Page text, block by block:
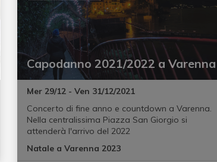
Capodanno 2021/2022 a Varenna
Mer 29/12 - Ven 31/12/2021
Concerto di fine anno e countdown a Varenna.
Nella centralissima Piazza San Giorgio si
attenderà l'arrivo del 2022
Natale a Varenna 2023